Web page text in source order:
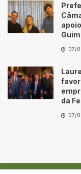
07/
da
07/